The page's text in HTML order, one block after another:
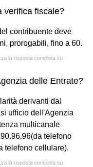
verifica fiscale?
contribuente deve
prorogabili, fino a 60.
la risposta completa su
delle Entrate?
derivanti dal
ufficio dell'Agenzia
multicanale
telefono
telefono cellulare).
la risposta completa su